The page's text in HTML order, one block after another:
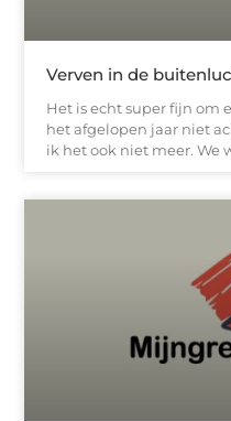
Verven in de
Het is echt super fijn om
het afgelopen jaar niet
ik het ook niet meer. We